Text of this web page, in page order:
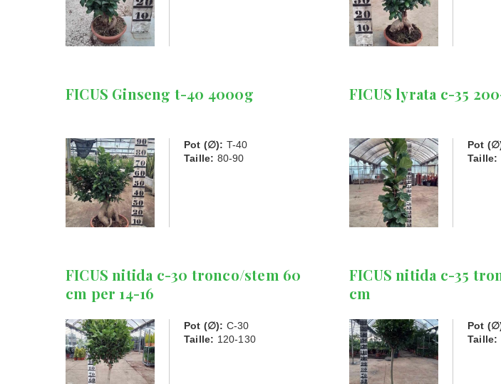
FICUS Ginseng t-40 4000g
Pot (∅): T-40
Taille: 80-90
FICUS lyrata c-35
Pot
Taille:
FICUS nitida c-30 tronco/stem 60
cm per 14-16
Pot (∅): C-30
Taille: 120-130
FICUS nitida c-35
cm
Pot
Taille: